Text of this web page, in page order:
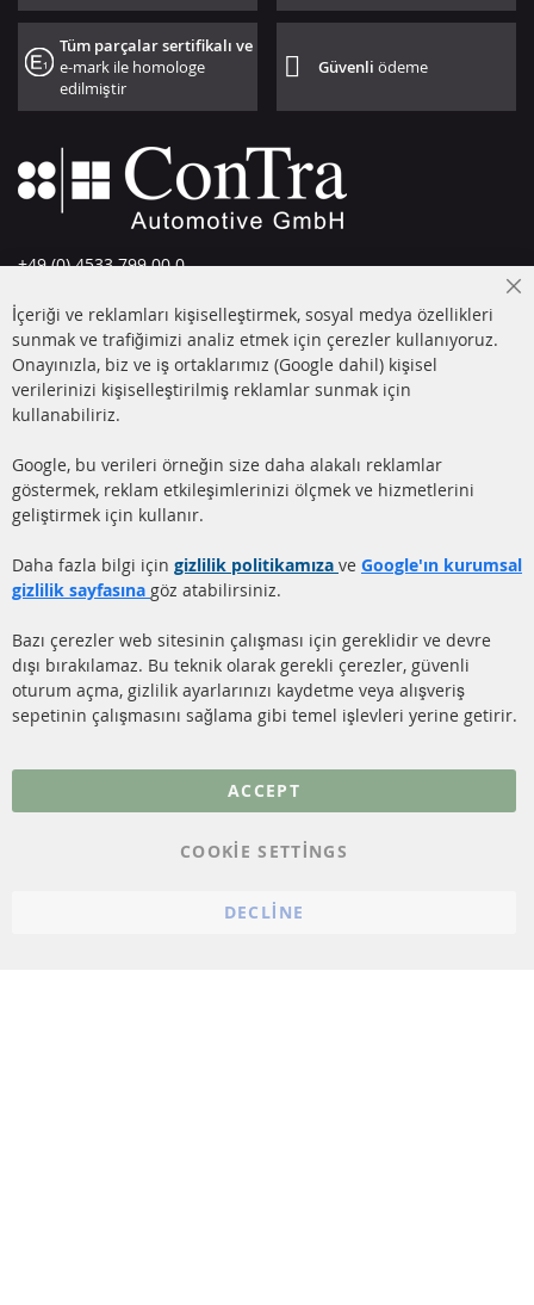
Tüm parçalar sertifikalı ve
e-mark ile homologe
edilmiştir
Güvenliödeme
+49 (0) 4533 799 00 0
info@contra-automotive.de
facebook
instagram
HIZLI LİNKLER
(DPF)
DİZEL PARTİKÜL FİLTRESİ
KATALİZÖR (KAT)
SSS
MÜŞTERİ
Hakkımızda
Gönderim ücreti
Daha fazla link
Veri koruma
Genel Çalışma Koşulları
İçeriği ve reklamları kişiselleştirmek, sosyal medya özellikleri
sunmak ve trafiğimizi analiz etmek için çerezler kullanıyoruz.
Onayınızla, biz ve iş ortaklarımız (Google dahil) kişisel
verilerinizi kişiselleştirilmiş reklamlar sunmak için
kullanabiliriz.
Google, bu verileri örneğin size daha alakalı reklamlar
göstermek, reklam etkileşimlerinizi ölçmek ve hizmetlerini
geliştirmek için kullanır.
Daha fazla bilgi için gizlilik politikamıza ve Google'ın kurumsal
gizlilik sayfasına göz atabilirsiniz.
Bazı çerezler web sitesinin çalışması için gereklidir ve devre
dışı bırakılamaz. Bu teknik olarak gerekli çerezler, güvenli
oturum açma, gizlilik ayarlarınızı kaydetme veya alışveriş
sepetinin çalışmasını sağlama gibi temel işlevleri yerine getirir.
ACCEPT
COOKIE SETTINGS
DECLINE